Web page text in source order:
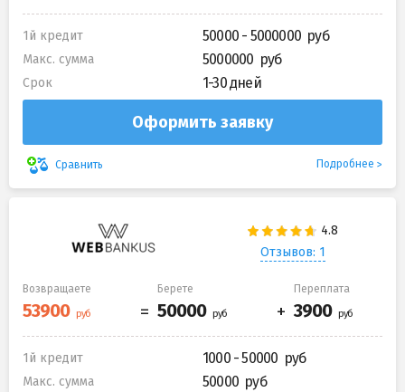
1й кредит 50000 - 5000000
Макс. сумма 5000000
Срок 1-30 дней
Оформить заявку
Сравнить Подробнее
Отзывов: 1
Возвращаете Берете Переплата
1й кредит 1000 - 50000
Макс. сумма 50000